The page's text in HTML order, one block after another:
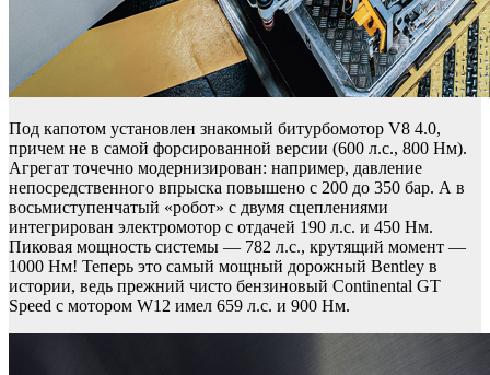
Под капотом установлен знакомый битурбомотор V8 4.0,
причем не в самой форсированной версии (600 л.с., 800 Нм).
Агрегат точечно модернизирован: например, давление
непосредственного впрыска повышено с 200 до 350 бар. А в
восьмиступенчатый «робот» с двумя сцеплениями
интегрирован электромотор с отдачей 190 л.с. и 450 Нм.
Пиковая мощность системы — 782 л.с., крутящий момент —
1000 Нм! Теперь это самый мощный дорожный Bentley в
истории, ведь прежний чисто бензиновый Continental GT
Speed с мотором W12 имел 659 л.с. и 900 Нм.